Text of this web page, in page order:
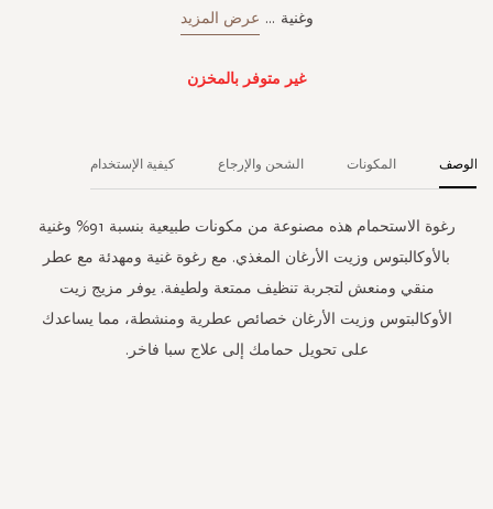
وغنية ... عرض المزيد
غير متوفر بالمخزن
الوصف
رغوة الاستحمام هذه مصنوعة من مكونات طبيعية بنسبة 91% وغنية
بالأوكالبتوس وزيت الأرغان المغذي. مع رغوة غنية ومهدئة مع عطر
منقي ومنعش لتجربة تنظيف ممتعة ولطيفة. يوفر مزيج زيت
الأوكالبتوس وزيت الأرغان خصائص عطرية ومنشطة، مما يساعدك
على تحويل حمامك إلى علاج سبا فاخر.
المكونات الشحن والإرجاع كيفية الإستخدام